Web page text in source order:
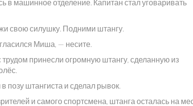
в машинное отделение. Капитан стал уговаривать
свою силушку. Подними штангу.
Миша, — несите.
принесли огромную штангу, сделанную из
в позу штангиста и сделал рывок.
и самого спортсмена, штанга осталась на